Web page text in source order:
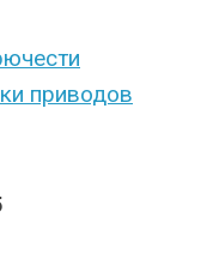
приводов